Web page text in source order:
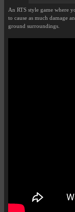
An RTS style game where
to cause as much damage
ground surroundings.